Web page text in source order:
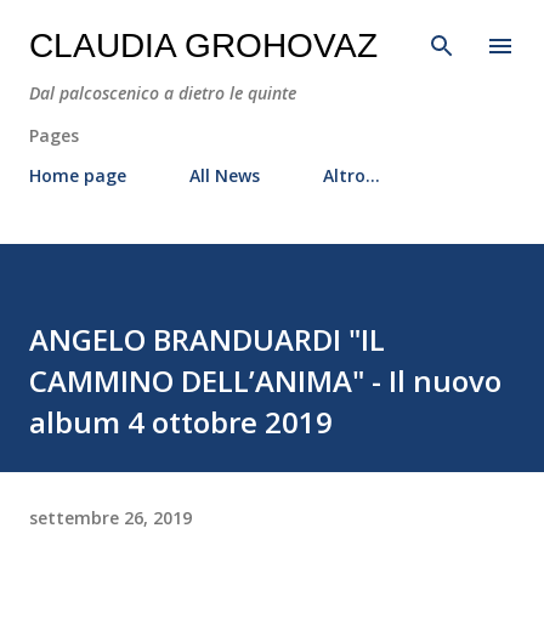
Passa ai contenuti principali
CLAUDIA GROHOVAZ
Dal palcoscenico a dietro le quinte
Pages
Home page
All News Altro…
ANGELO BRANDUARDI "IL
CAMMINO DELL’ANIMA" - Il nuovo
album 4 ottobre 2019
settembre 26, 2019